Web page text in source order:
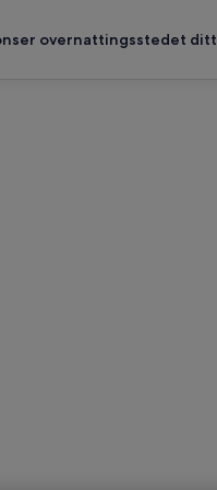
overnattingsstedet ditt